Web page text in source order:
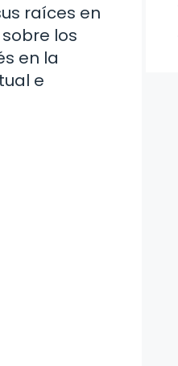
raíces en
los
en la
e